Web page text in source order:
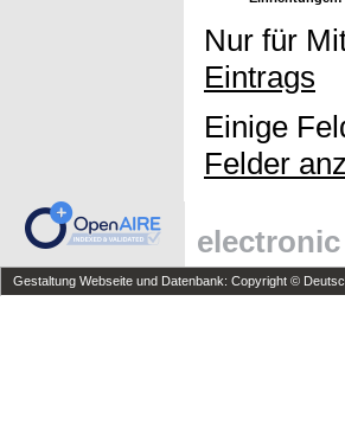
Nur für
Eintrags
Einige
Felder
Gestaltung Webseite und Datenbank: Copyright ©